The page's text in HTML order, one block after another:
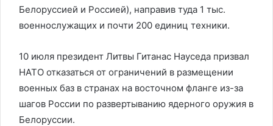
Белоруссией и Россией), направив туда 1 тыс.
военнослужащих и почти 200 единиц техники.
10 июля президент Литвы Гитанас Науседа призвал
НАТО отказаться от ограничений в размещении
военных баз в странах на восточном фланге из-за
шагов России по развертыванию ядерного оружия в
Белоруссии.